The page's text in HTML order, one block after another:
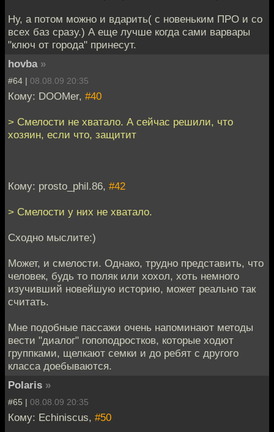
Ну, а потом можно и вдарить( с новеньким ПРО и со
всех баз сразу.) А еще лучше когда сами варвары
"ключ от города" принесут.
hovba »
#64 | 08.08.09 20:35
Кому: DOOMer, #40
> Смелости не хватало. А сейчас решили, что
хозяин, если что, защитит
Кому: prosto_phil.86, #42
> Смелости у них не хватало.
Сходно мыслите:)
Может, и смелости. Однако, трудно представить, что
человек, будь то поляк или хохол, хоть немного
изучивший новейшую историю, может реально так
считать.
Мне подобные пассажи очень напоминают методы
вести "диалог" гопоподростков, которые ходют
группками, щелкают семки и до ребят с другого
класса доебываются.
Polaris »
#65 | 08.08.09 20:35
Кому: Echiniscus, #50